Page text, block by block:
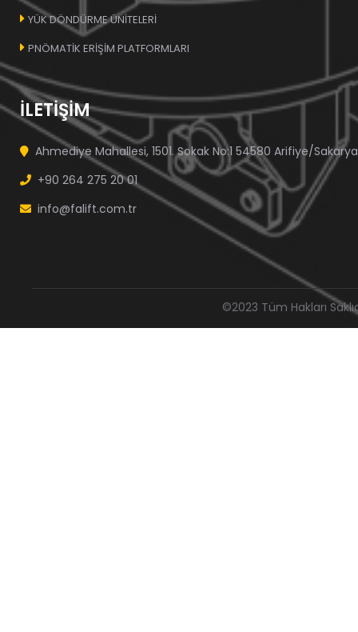
YÜK DÖNDÜRME ÜNİTELERİ
PNÖMATİK ERİŞİM PLATFORMLARI
İLETİŞİM
Ahmediye Mahallesi, 1501. Sokak No:1 54580 Arifiye/Sakarya
+90 264 275 20 01
info@falift.com.tr
©2023 Tüm Hakları